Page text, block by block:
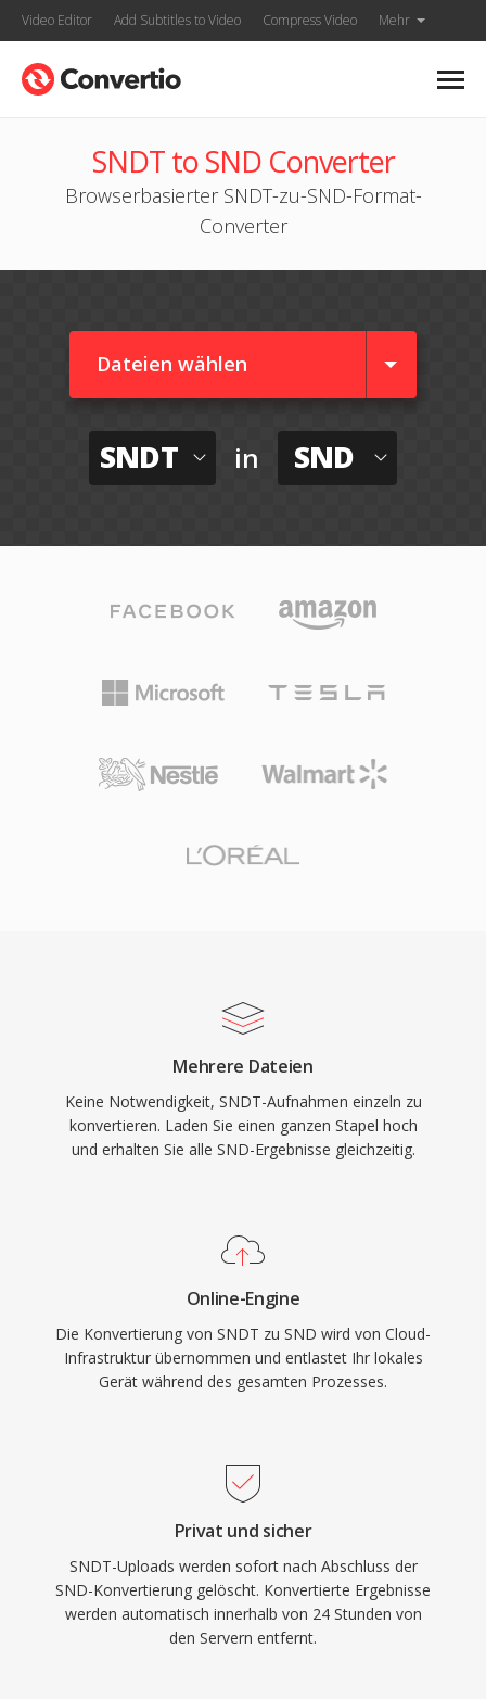
Video Editor Add Subtitles to Video Compress Video Mehr
SNDT to SND Converter
Browserbasierter SNDT-zu-SND-Format-
Converter
Dateien wählen
SNDT in SND
Mehrere Dateien
Keine Notwendigkeit, SNDT-Aufnahmen einzeln zu
konvertieren. Laden Sie einen ganzen Stapel hoch
und erhalten Sie alle SND-Ergebnisse gleichzeitig.
Online-Engine
Die Konvertierung von SNDT zu SND wird von Cloud-
Infrastruktur übernommen und entlastet Ihr lokales
Gerät während des gesamten Prozesses.
Privat und sicher
SNDT-Uploads werden sofort nach Abschluss der
SND-Konvertierung gelöscht. Konvertierte Ergebnisse
werden automatisch innerhalb von 24 Stunden von
den Servern entfernt.